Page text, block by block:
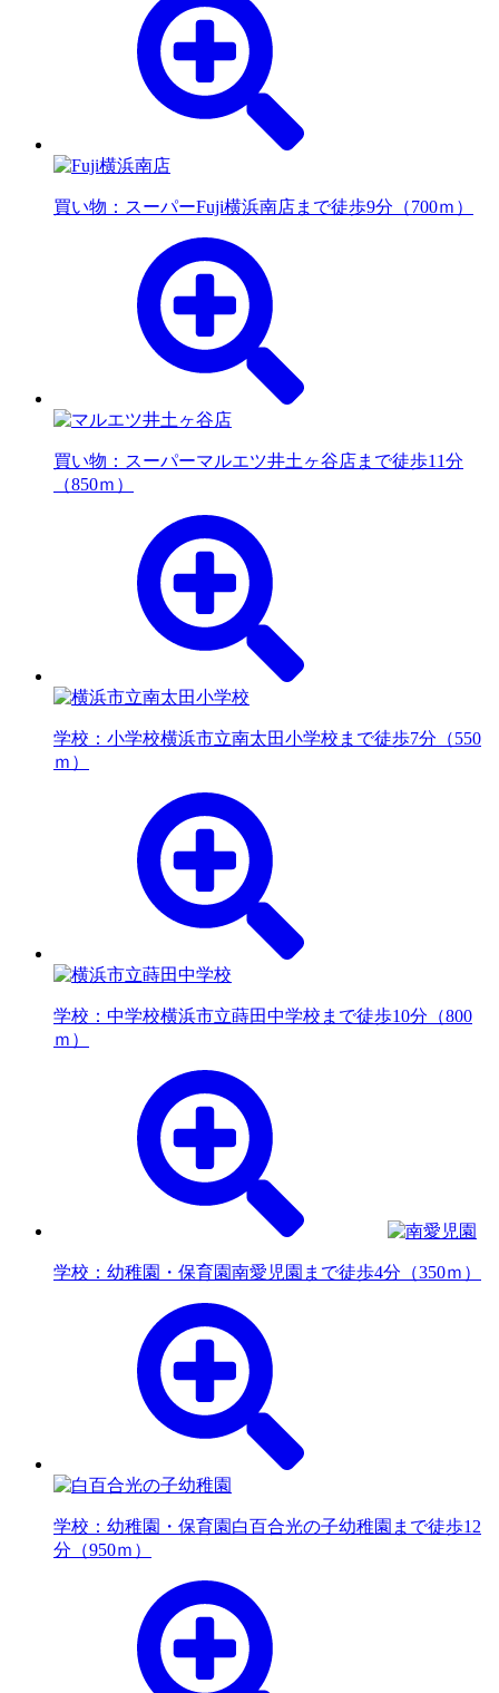
買い物：スーパーFuji横浜南店まで徒歩9分（700ｍ）
買い物：スーパーマルエツ井土ヶ谷店まで徒歩11分
（850ｍ）
学校：小学校横浜市立南太田小学校まで徒歩7分（550
ｍ）
学校：中学校横浜市立蒔田中学校まで徒歩10分（800
ｍ）
学校：幼稚園・保育園南愛児園まで徒歩4分（350ｍ）
学校：幼稚園・保育園 白百合光の子幼稚園まで徒歩12
分（950ｍ）